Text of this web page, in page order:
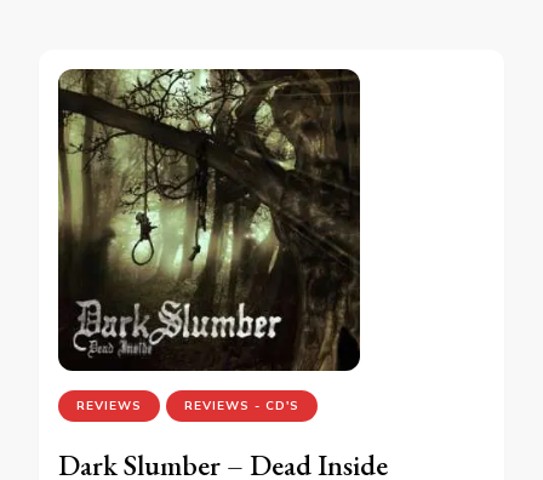
REVIEWS REVIEWS - CD'S
Dark Slumber – Dead Inside